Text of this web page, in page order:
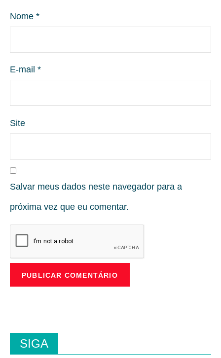
Nome *
E-mail *
Site
Salvar meus dados neste navegador para a
próxima vez que eu comentar.
SIGA